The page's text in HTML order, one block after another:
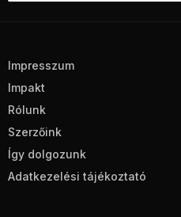
Impresszum
Impakt
Rólunk
Szerzőink
Így dolgozunk
Adatkezelési tájékoztató